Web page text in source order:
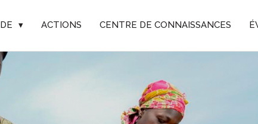
▾ ACTIONS CENTRE DE CONNAISSANCES